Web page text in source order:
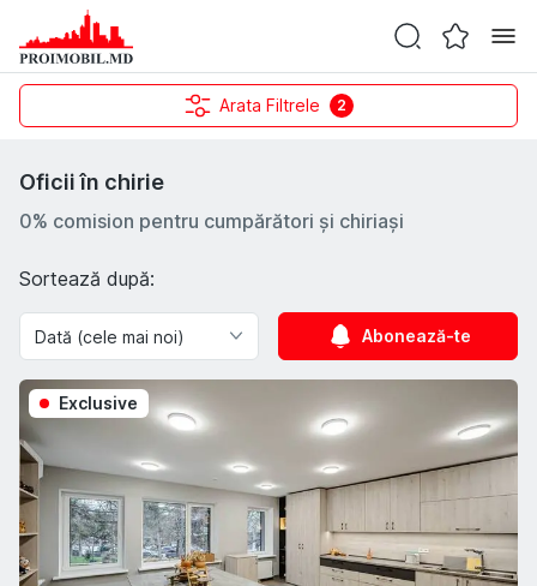
Arata Filtrele 2
Oficii în chirie
0% comision pentru cumpărători și chiriași
Sortează după:
Abonează-te
Exclusive